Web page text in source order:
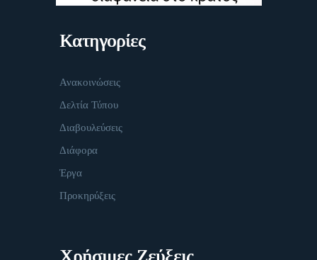
Κατηγορίες
Ανακοινώσεις
Δελτία Τύπου
Διαβουλεύσεις
Διάφορα
Έργα
Προκηρύξεις